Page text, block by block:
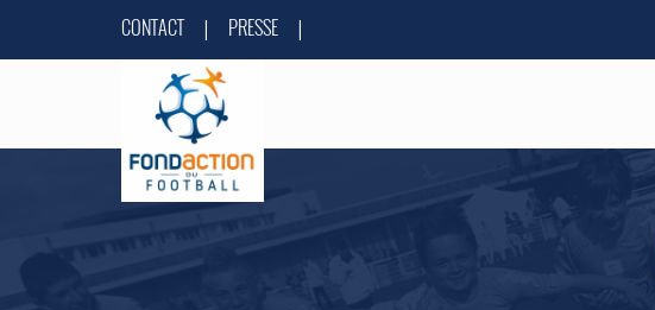
CONTACT | PRESSE |